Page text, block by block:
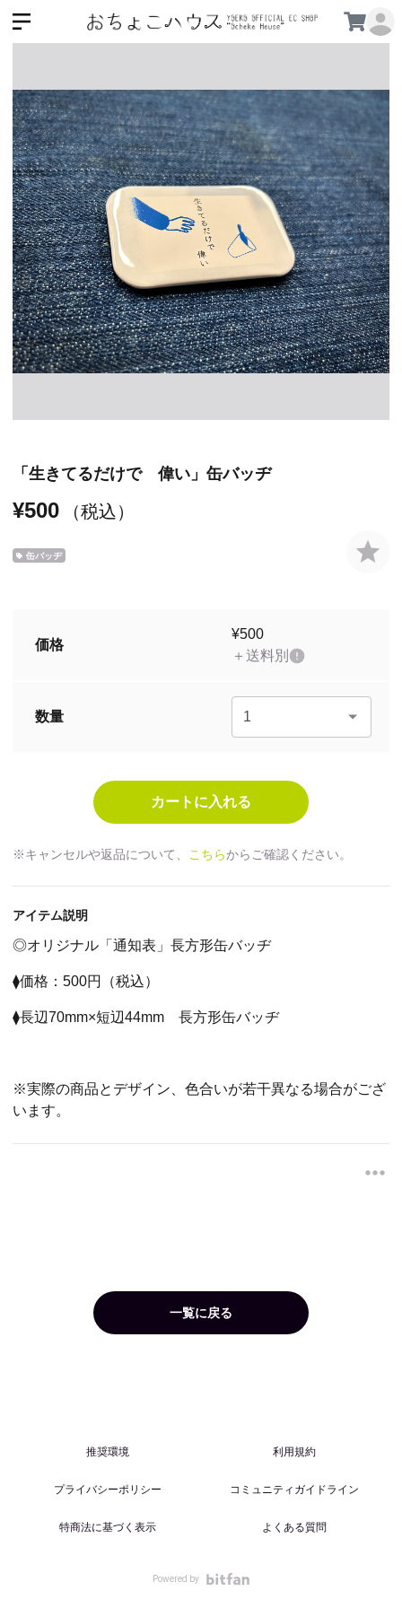
「生きてるだけで 偉い」缶バッヂ
¥500 （税込）
缶バッヂ
価格
¥500
＋送料別
数量
※キャンセルや返品について、 こちらからご確認ください。
アイテム説明
◎オリジナル「通知表」長方形缶バッヂ
⧫価格：500円（税込）
⧫長辺70mm×短辺44mm 長方形缶バッヂ
※実際の商品とデザイン、色合いが若干異なる場合がござ
います。
一覧に戻る
推奨環境 利用規約
プライバシーポリシー コミュニティガイドライン
特商法に基づく表示 よくある質問
Powered by